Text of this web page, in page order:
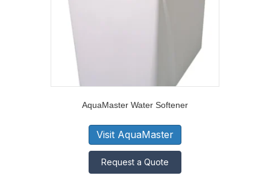
AquaMaster Water Softener
Visit AquaMaster
Request a Quote